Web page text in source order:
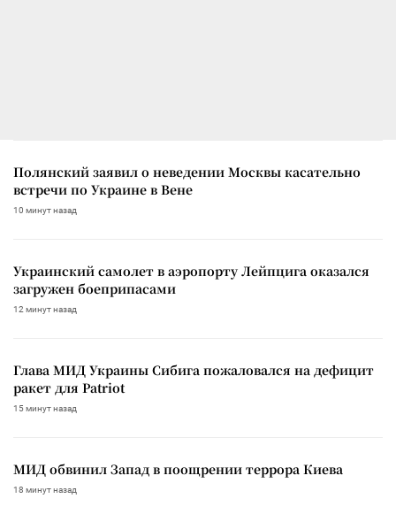
Полянский заявил о неведении Москвы касательно
встречи по Украине в Вене
10 минут назад
Украинский самолет в аэропорту Лейпцига оказался
загружен боеприпасами
12 минут назад
Глава МИД Украины Сибига пожаловался на дефицит
ракет для Patriot
15 минут назад
МИД обвинил Запад в поощрении террора Киева
18 минут назад